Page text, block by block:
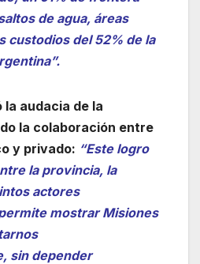
de agua, áreas
custodios del 52% de la
audacia de la
la colaboración entre
y privado: “Este logro
la provincia, la
actores
mostrar Misiones
sin depender